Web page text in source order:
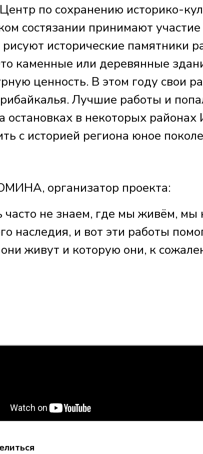
по сохранению историко-
состязании принимают
исторические памятники
каменные или деревянные
ценность. В этом году свои
Лучшие работы и
остановках в некоторых районах
с историей региона юное
организатор проекта:
не знаем, где мы живём, мы
наследия, и вот эти работы
живут и которую они, к